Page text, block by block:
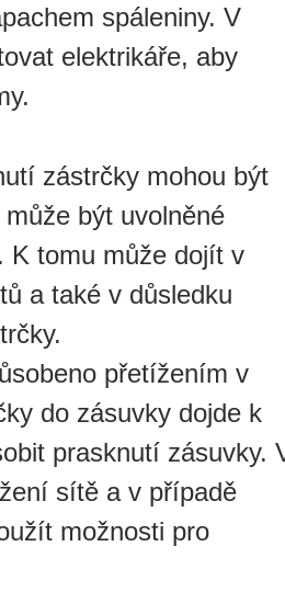
spáleniny. V
elektrikáře, aby
zástrčky mohou být
být uvolněné
K tomu může dojít v
a také v důsledku
přetížením v
do zásuvky dojde k
prasknutí zásuvky.
sítě a v případě
možnosti pro